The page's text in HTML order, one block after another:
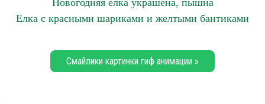
Новогодняя елка украшена, пышна
Елка с красными шариками и желтыми бантиками
Смайлики картинки гиф анимации »